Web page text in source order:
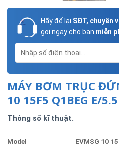
Hãy để lại SĐT, chuyên
gọi ngay cho bạn miễn
MÁY BƠM TRỤC
10 15F5 Q1BEG E/5.5
Thông số kĩ thuật.
Model
EVMSG 10